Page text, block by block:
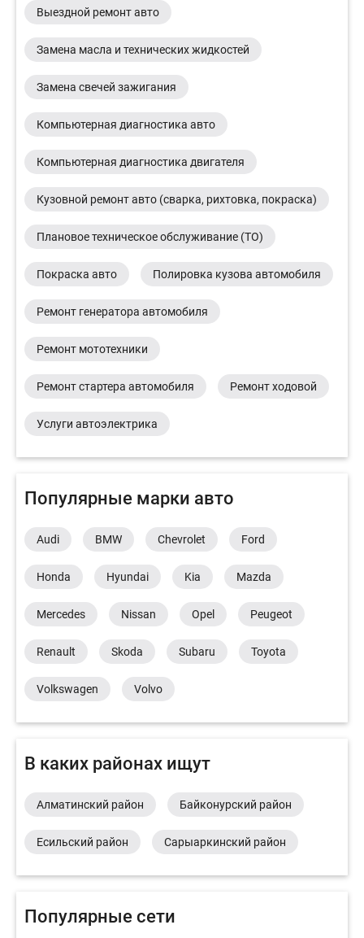
Выездной ремонт авто
Замена масла и технических жидкостей
Замена свечей зажигания
Компьютерная диагностика авто
Компьютерная диагностика двигателя
Кузовной ремонт авто (сварка, рихтовка, покраска)
Плановое техническое обслуживание (ТО)
Покраска авто Полировка кузова автомобиля
Ремонт генератора автомобиля
Ремонт мототехники
Ремонт стартера автомобиля Ремонт ходовой
Услуги автоэлектрика
Популярные марки авто
Audi BMW Chevrolet Ford
Honda Hyundai Kia Mazda
Mercedes Nissan Opel Peugeot
Renault Skoda Subaru Toyota
Volkswagen Volvo
В каких районах ищут
Алматинский район Байконурский район
Есильский район Сарыаркинский район
Популярные сети